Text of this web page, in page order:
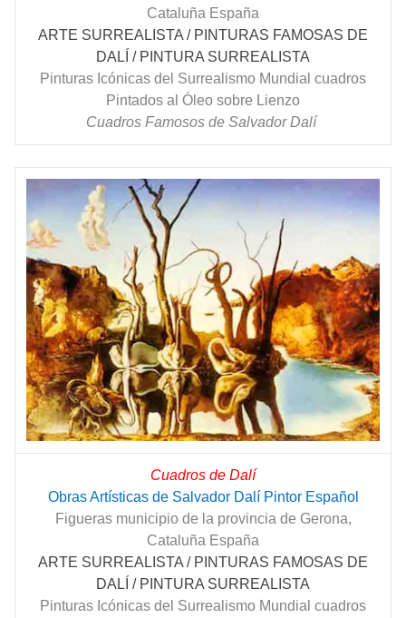
Cataluña España
ARTE SURREALISTA / PINTURAS FAMOSAS DE
DALÍ / PINTURA SURREALISTA
Pinturas Icónicas del Surrealismo Mundial cuadros
Pintados al Óleo sobre Lienzo
Cuadros Famosos de Salvador Dalí
Cuadros de Dalí
Obras Artísticas de Salvador Dalí Pintor Español
Figueras municipio de la provincia de Gerona,
Cataluña España
ARTE SURREALISTA / PINTURAS FAMOSAS DE
DALÍ / PINTURA SURREALISTA
Pinturas Icónicas del Surrealismo Mundial cuadros